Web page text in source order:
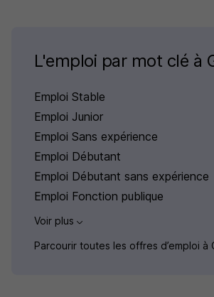
L'emploi par mot clé à
Emploi Stable
Emploi Junior
Emploi Sans expérience
Emploi Débutant
Emploi Débutant sans expérience
Emploi Fonction publique
Voir plus
Parcourir toutes les offres d’emploi à